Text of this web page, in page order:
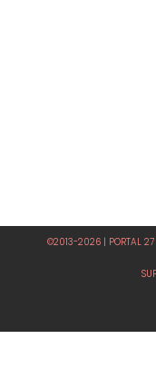
©2013-2026 | PORTAL 27